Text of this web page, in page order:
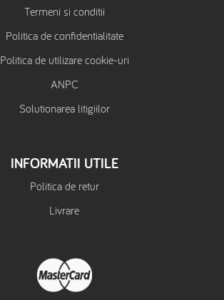
Termeni si conditii
Politica de confidentialitate
Politica de utilizare cookie-uri
ANPC
Solutionarea litigiilor
INFORMATII UTILE
Politica de retur
Livrare